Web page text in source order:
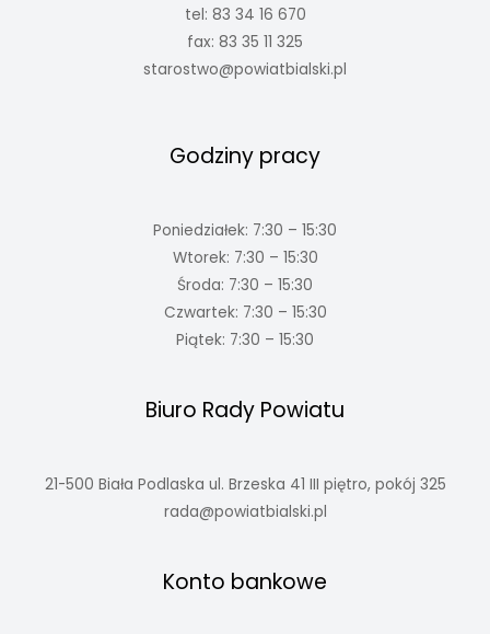
tel: 83 34 16 670
fax: 83 35 11 325
starostwo@powiatbialski.pl
Godziny pracy
Poniedziałek: 7:30 – 15:30
Wtorek: 7:30 – 15:30
Środa: 7:30 – 15:30
Czwartek: 7:30 – 15:30
Piątek: 7:30 – 15:30
Biuro Rady Powiatu
21-500 Biała Podlaska ul. Brzeska 41 III piętro, pokój 325
rada@powiatbialski.pl
Konto bankowe